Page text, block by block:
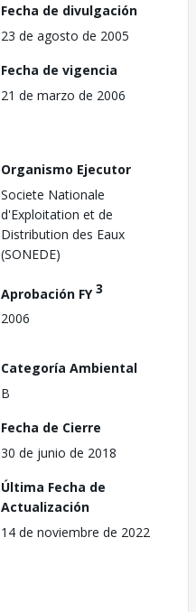
Fecha de divulgación
23 de agosto de 2005
Fecha de vigencia
21 de marzo de 2006
Organismo Ejecutor
Societe Nationale
d'Exploitation et de
Distribution des Eaux
(SONEDE)
Aprobación FY3
2006
Categoría Ambiental
B
Fecha de Cierre
30 de junio de 2018
Última Fecha de
Actualización
14 de noviembre de 2022